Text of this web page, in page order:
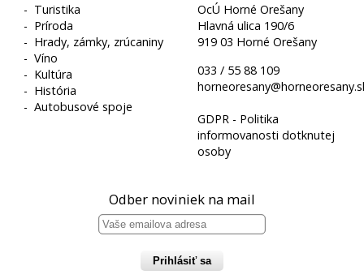
- Turistika
- Príroda
- Hrady, zámky, zrúcaniny
-Víno
- Kultúra
- História
-Autobusové spoje
OcÚ Horné Orešany
Hlavná ulica 190/6
919 03 Horné Orešany
033 / 55 88 109
GDPR - Politika
informovanosti dotknutej
osoby
Odber noviniek na mail
Prihlásiť sa